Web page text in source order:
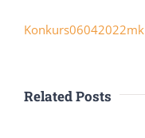
Konkurs06042022mk
Related Posts